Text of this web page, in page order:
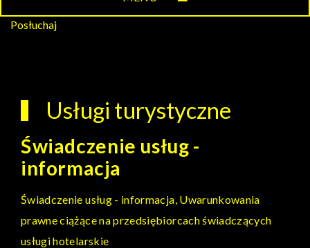
Posłuchaj
Usługi turystyczne
Świadczenie usług -
informacja
Świadczenie usług - informacja, Uwarunkowania
prawne ciążące na przedsiębiorcach świadczących
usługi hotelarskie